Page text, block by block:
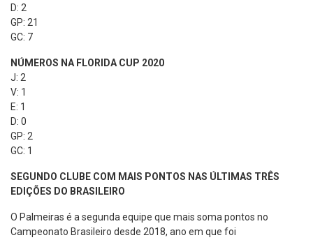
D: 2
GP: 21
GC: 7
NÚMEROS NA FLORIDA CUP 2020
J: 2
V: 1
E: 1
D: 0
GP: 2
GC: 1
SEGUNDO CLUBE COM MAIS PONTOS NAS ÚLTIMAS TRÊS
EDIÇÕES DO BRASILEIRO
O Palmeiras é a segunda equipe que mais soma pontos no
Campeonato Brasileiro desde 2018, ano em que foi